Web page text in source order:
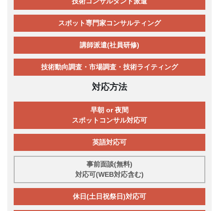
スポット専門家コンサルティング
講師派遣(社員研修)
技術動向調査・市場調査・技術ライティング
対応方法
早朝 or 夜間
スポットコンサル対応可
英語対応可
事前面談(無料)
対応可(WEB対応含む)
休日(土日祝祭日)対応可